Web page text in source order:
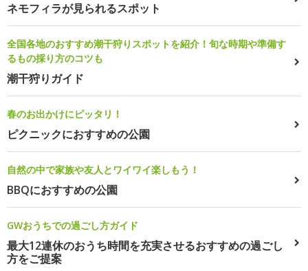
ネモフィラが見られるスポット
全国各地のおすすめ潮干狩りスポットを紹介！旬な時期や準備す
るもの採り方のコツも
潮干狩りガイド
春のお出かけにピッタリ！
ピクニックにおすすめの公園
自然の中で家族や友人とワイワイ楽しもう！
BBQにおすすめの公園
GWおうちでの過ごし方ガイド
最大12連休のおうち時間を充実させるおすすめの過ごし
方をご提案